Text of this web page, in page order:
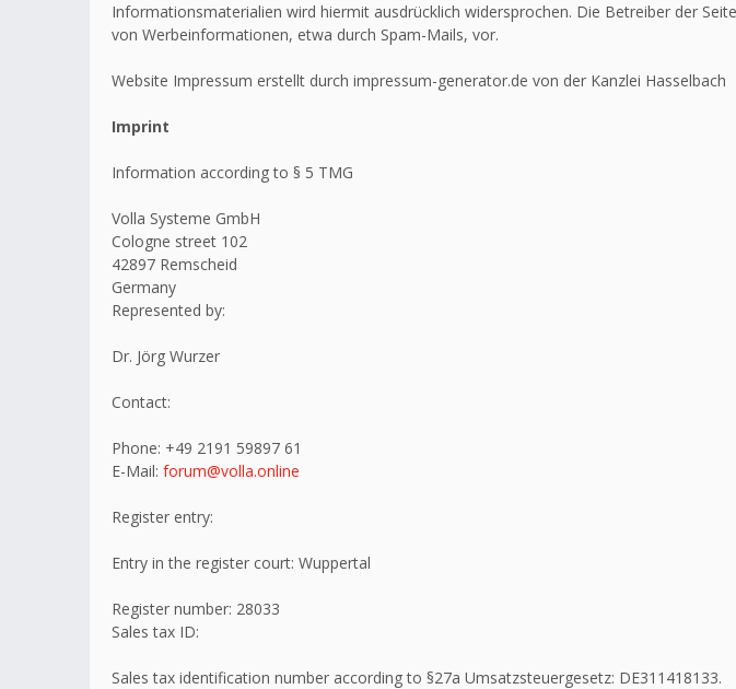
Informationsmaterialien wird hiermit ausdrücklich widersprochen. Die Betreiber der
von Werbeinformationen, etwa durch Spam-Mails, vor.
Website Impressum erstellt durch impressum-generator.de von der Kanzlei Hasselbach
Imprint
Information according to § 5 TMG
Volla Systeme GmbH
Cologne street 102
42897 Remscheid
Germany
Represented by:
Dr. Jörg Wurzer
Contact:
Phone: +49 2191 59897 61
E-Mail: forum@volla.online
Register entry:
Entry in the register court: Wuppertal
Register number: 28033
Sales tax ID:
Sales tax identification number according to §27a Umsatzsteuergesetz: DE311418133.